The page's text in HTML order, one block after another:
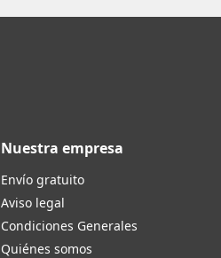
Nuestra empresa
Envío gratuito
Aviso legal
Condiciones Generales
Quiénes somos